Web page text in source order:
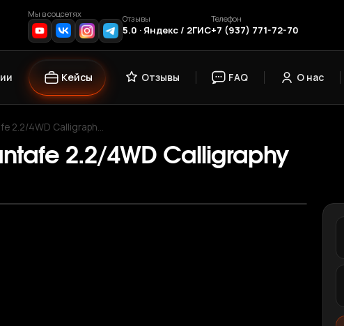
Мы в соцсетях Отзывы
5.0 · Яндекс / 2ГИС
Телефон
+7 (937) 771-72-70
Кейсы Отзывы FAQ О нас
2.2/4WD Calligraph…
2.2/4WD Calligraphy
›